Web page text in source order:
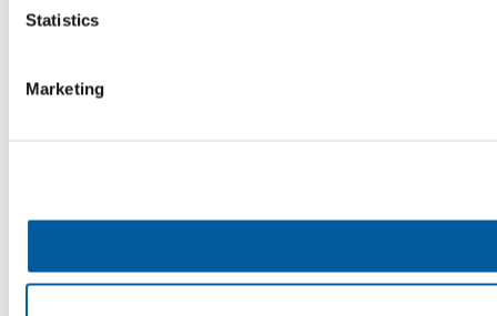
Statistics
Marketing